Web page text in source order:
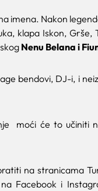
imena. Nakon
klapa Iskon, Grše,
Nenu Belana i
bendovi, DJ-i, i
moći će to učiniti
na stranicama
Facebook i